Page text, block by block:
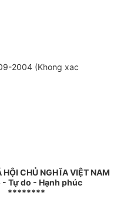
2004 (Khong xac
HỘI CHỦ NGHĨA VIỆT NAM
Tự do - Hạnh phúc
********